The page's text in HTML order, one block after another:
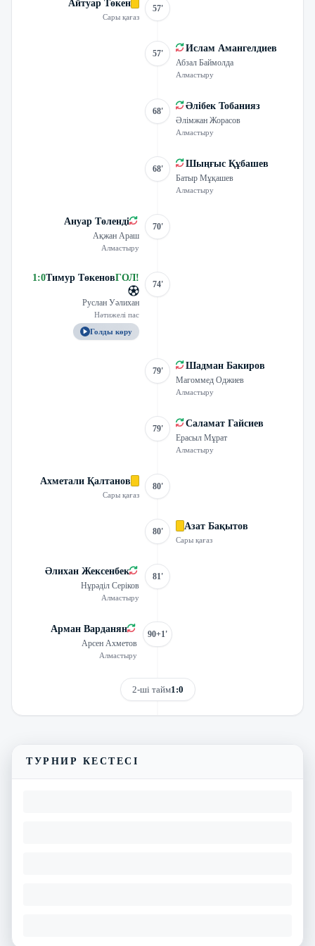
Айтуар Төкен
Сары қағаз
57'
57' Ислам Амангелдиев
Абзал Баймолда
Алмастыру
68' Әлібек Тобанияз
Әлімжан Жорасов
Алмастыру
68' Шыңғыс Құбашев
Батыр Мұқашев
Алмастыру
Ануар Төленді
Ақжан Араш
Алмастыру
70'
1:0Тимур ТөкеновГОЛ!
Руслан Уәлихан
Нәтижелі пас
Голды көру
74'
79' Шадман Бакиров
Магоммед Оджиев
Алмастыру
79' Саламат Гайсиев
Ерасыл Мұрат
Алмастыру
Ахметали Қалтанов
Сары қағаз
80'
80' Азат Бақытов
Сары қағаз
Әлихан Жексенбек
Нұрәділ Серіков
Алмастыру
81'
Арман Варданян
Арсен Ахметов
Алмастыру
90+1'
2-ші тайм1:0
ТУРНИР КЕСТЕСІ